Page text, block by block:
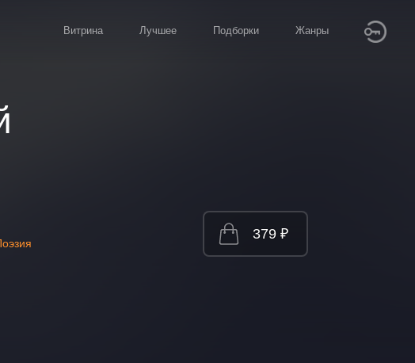
Витрина Лучшее Подборки Жанры
379 ₽